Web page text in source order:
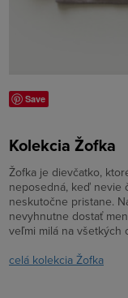
Save
Kolekcia Žofka
Žofka je dievčatko,
neposedná, keď nevie
neskutočne pristane.
nevyhnutne dostať
veľmi milá na všetkých
celá kolekcia Žofka